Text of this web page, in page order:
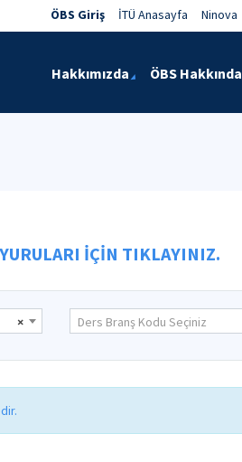
ÖBS Giriş İTÜ Anasayfa Ninova
Hakkımızda ÖBS Hakkında
İÇİN TIKLAYINIZ.
× Ders Branş Kodu Seçiniz